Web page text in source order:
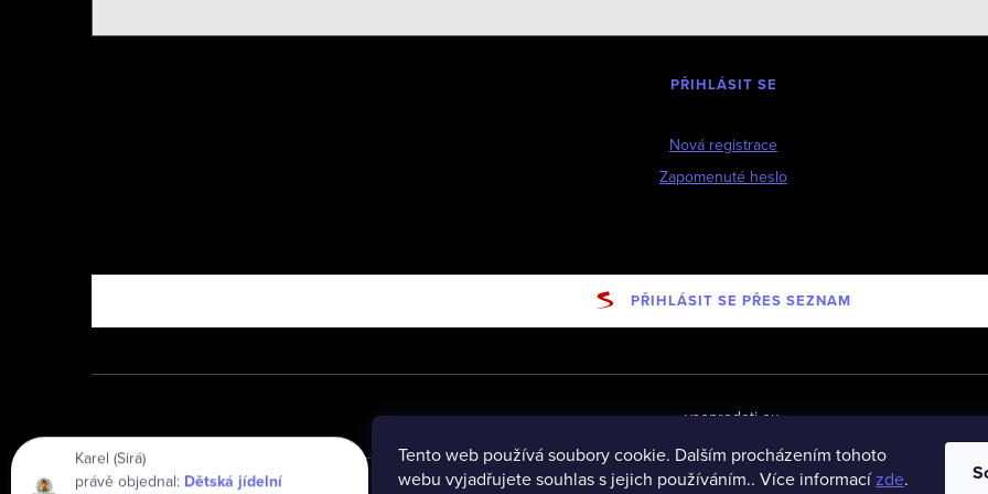
Tento web používá soubory cookie. Dalším procházením tohoto
webu vyjadřujete souhlas s jejich používáním.. Více informacízde.
PŘIHLÁSIT SE
Nová registrace
Zapomenuté heslo
PŘIHLÁSIT SE PŘES SEZNAM
vseprodeti-eu
Karel (Sirá)
právě objednal: Dětská jídelní